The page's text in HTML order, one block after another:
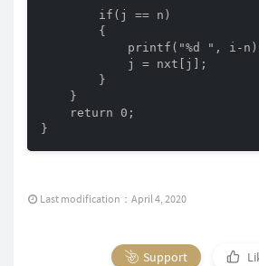
        if(j == n)
        {
printf("%d ", i-
            j = nxt[j];
        }
    }
    return 0;
}
Last modification：April 4, 2020
Support